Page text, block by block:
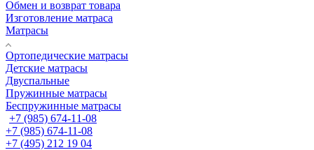
Обмен и возврат товара
Изготовление матраса
Матрасы
Ортопедические матрасы
Детские матрасы
Двуспальные
Пружинные матрасы
Беспружинные матрасы
+7 (985) 674-11-08
+7 (985) 674-11-08
+7 (495) 212 19 04